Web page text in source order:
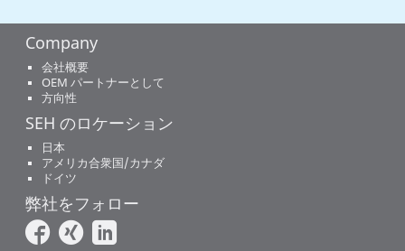
Company
会社概要
OEM パートナーとして
方向性
SEH のロケーション
日本
アメリカ合衆国/カナダ
ドイツ
弊社をフォロー